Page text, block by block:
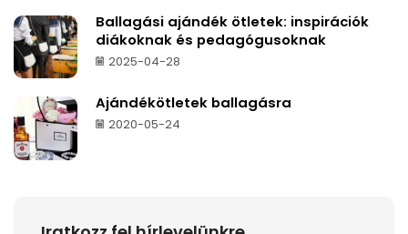
Ballagási ajándék ötletek: inspirációk
diákoknak és pedagógusoknak
2025-04-28
Ajándékötletek ballagásra
2020-05-24